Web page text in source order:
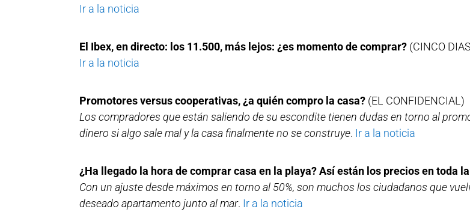
Ir a la noticia
El Ibex, en directo: los 11.500, más lejos: ¿es momento de comprar? (CINCO
Ir a la noticia
Promotores versus cooperativas, ¿a quién compro la casa? (EL CONFIDENCIAL)
Los compradores que están saliendo de su escondite tienen dudas en torno al
dinero si algo sale mal y la casa finalmente no se construye. Ir a la noticia
¿Ha llegado la hora de comprar casa en la playa? Así están los precios en toda
Con un ajuste desde máximos en torno al 50%, son muchos los ciudadanos que
deseado apartamento junto al mar. Ir a la noticia